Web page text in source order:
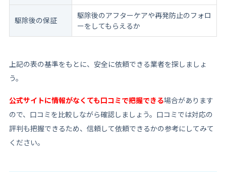
駆除後の保証
駆除後のアフターケアや再発防止のフォロ
ーをしてもらえるか
上記の表の基準をもとに、安全に依頼できる業者を探しましょ
う。
公式サイトに情報がなくても口コミで把握できる場合があります
ので、口コミを比較しながら確認しましょう。口コミでは対応の
評判も把握できるため、信頼して依頼できるかの参考にしてみて
ください。